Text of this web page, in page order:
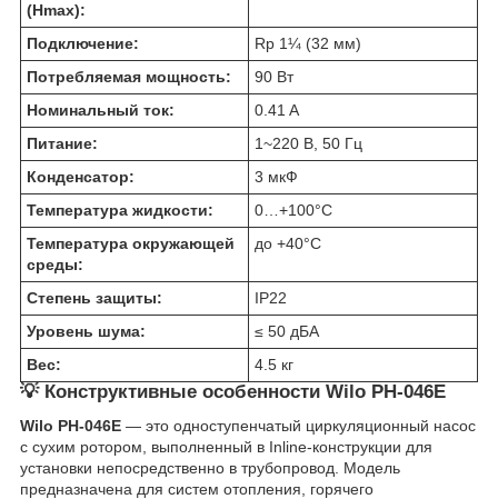
(Hmax):
Подключение:
Rp 1¼ (32 мм)
Потребляемая мощность:
90 Вт
Номинальный ток:
0.41 A
Питание:
1~220 В, 50 Гц
Конденсатор:
3 мкФ
Температура жидкости:
0…+100°C
Температура окружающей
среды:
до +40°C
Степень защиты:
IP22
Уровень шума:
≤ 50 дБА
Вес:
4.5 кг
💡 Конструктивные особенности Wilo PH-046E
Wilo PH-046E — это одноступенчатый циркуляционный насос
с сухим ротором, выполненный в Inline-конструкции для
установки непосредственно в трубопровод. Модель
предназначена для систем отопления, горячего